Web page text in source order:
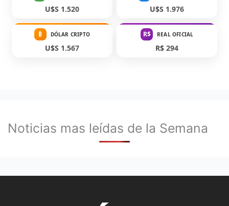
U$S 1.520 U$S 1.976
₿ DÓLAR CRIPTO
U$S 1.567
R$ REAL OFICIAL
R$ 294
Noticias mas leídas de la Semana